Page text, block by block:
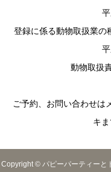
登録に係る動物取扱
動物取扱
ご予約、お問い合わせは
キ
Copyright © パピーパーティーと